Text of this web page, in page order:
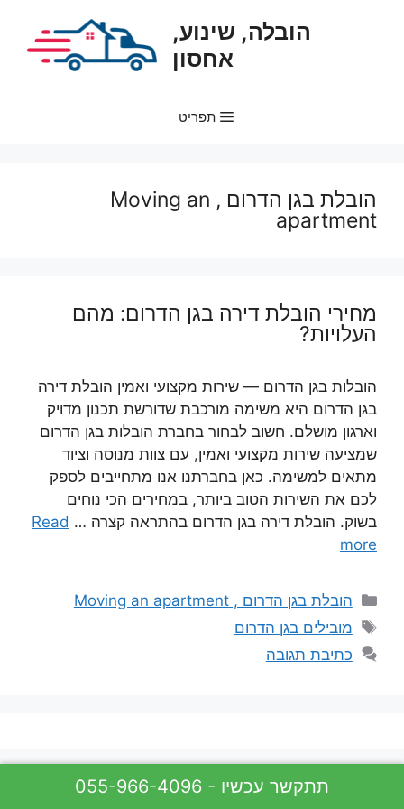
הובלה, שינוע,
אחסון
תפריט
הובלת בגן הדרום , Moving an
apartment
מחירי הובלת דירה בגן הדרום: מהם
העלויות?
הובלות בגן הדרום — שירות מקצועי ואמין הובלת דירה
בגן הדרום היא משימה מורכבת שדורשת תכנון מדויק
וארגון מושלם. חשוב לבחור בחברת הובלות בגן הדרום
שמציעה שירות מקצועי ואמין, עם צוות מנוסה וציוד
מתאים למשימה. כאן בחברתנו אנו מתחייבים לספק
לכם את השירות הטוב ביותר, במחירים הכי נוחים
בשוק. הובלת דירה בגן הדרום בהתראה קצרה … Read
more
קטגוריות
הובלת בגן הדרום , Moving an apartment
תגיות
מובילים בגן הדרום
כתיבת תגובה
055-966-4096 - תתקשר עכשיו